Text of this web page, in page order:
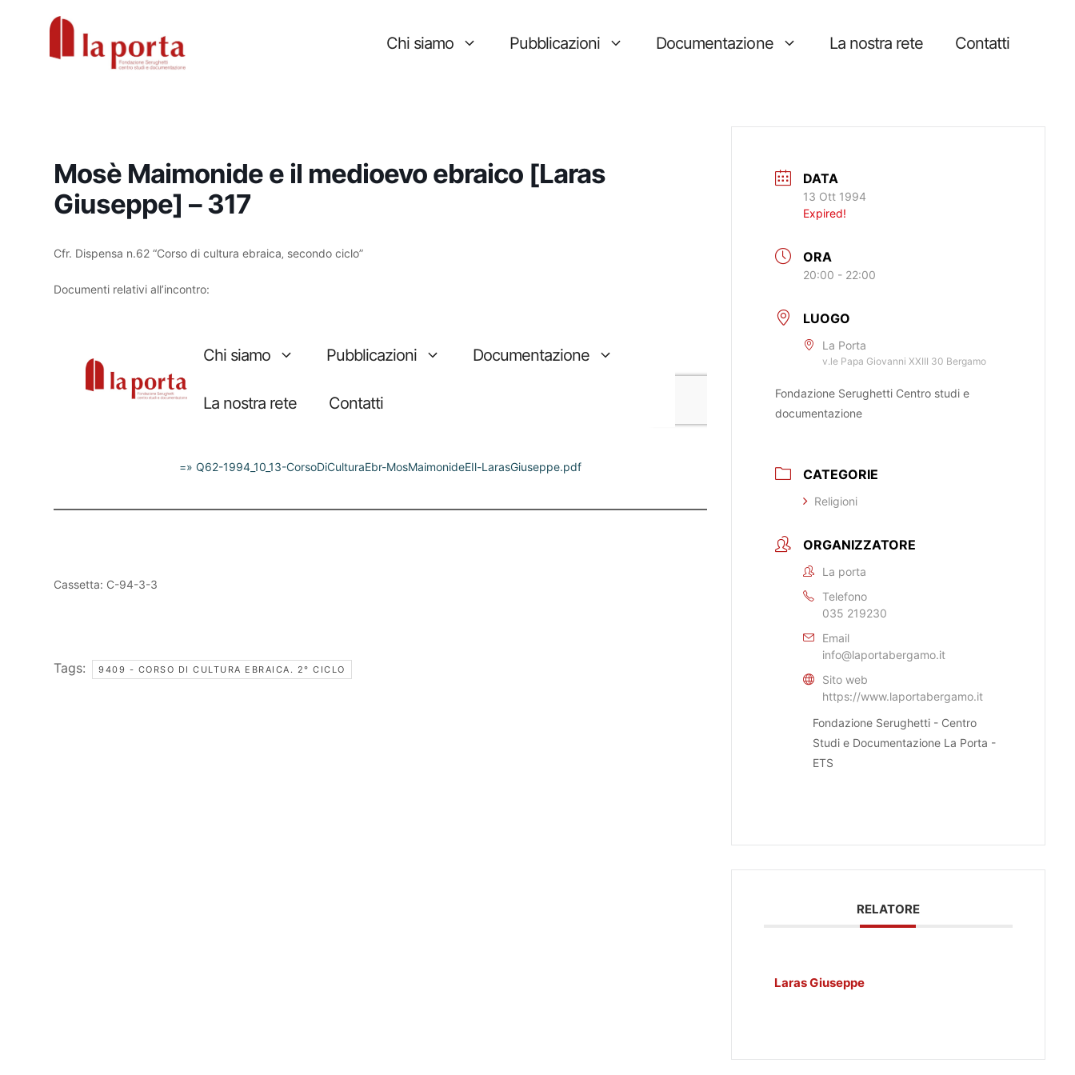
Chi siamo Pubblicazioni Documentazione La nostra rete Contatti
Mosè Maimonide e il medioevo ebraico [Laras
Giuseppe] – 317
Cfr. Dispensa n.62 “Corso di cultura ebraica‚ secondo ciclo”
Documenti relativi all’incontro:
=» Q62-1994_10_13-CorsoDiCulturaEbr-MosMaimonideEIl-LarasGiuseppe.pdf
Cassetta: C-94-3-3
Tags: 9409 - CORSO DI CULTURA EBRAICA. 2° CICLO
DATA
13 Ott 1994
Expired!
ORA
20:00 - 22:00
LUOGO
La Porta
v.le Papa Giovanni XXIII 30 Bergamo
Fondazione Serughetti Centro studi e
documentazione
CATEGORIE
Religioni
ORGANIZZATORE
La porta
Telefono
035 219230
Email
info@laportabergamo.it
Sito web
https://www.laportabergamo.it
Fondazione Serughetti - Centro
Studi e Documentazione La Porta -
ETS
RELATORE
Laras Giuseppe